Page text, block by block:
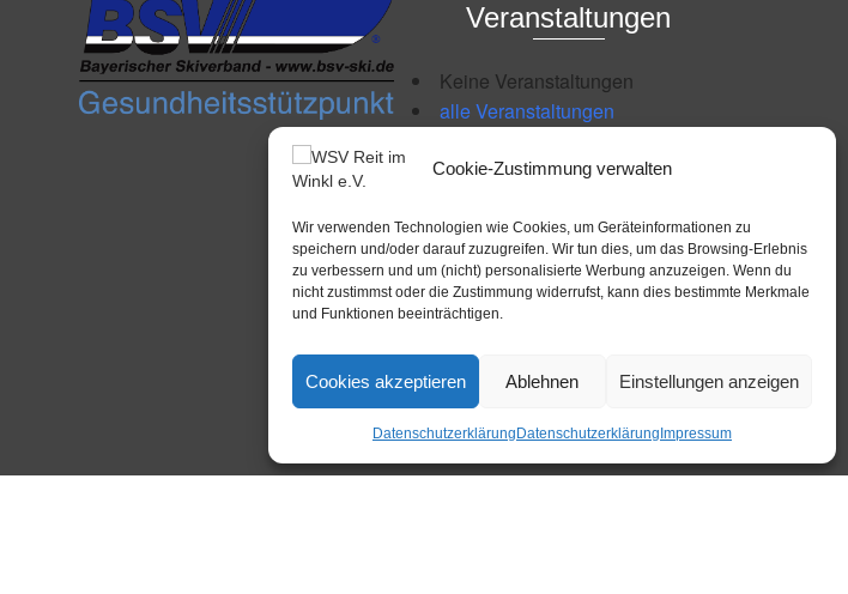
Cookie-Zustimmung verwalten
Wir verwenden Technologien wie Cookies, um Geräteinformationen zu
speichern und/oder darauf zuzugreifen. Wir tun dies, um das Browsing-Erlebnis
zu verbessern und um (nicht) personalisierte Werbung anzuzeigen. Wenn du
nicht zustimmst oder die Zustimmung widerrufst, kann dies bestimmte Merkmale
und Funktionen beeinträchtigen.
Cookies akzeptieren Ablehnen Einstellungen anzeigen
Datenschutzerklärung Datenschutzerklärung Impressum
Veranstaltungen
Keine Veranstaltungen
alle Veranstaltungen